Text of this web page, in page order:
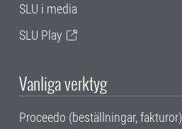
SLU i media
SLU Play
Vanliga verktyg
Proceedo (beställningar, fakturor)